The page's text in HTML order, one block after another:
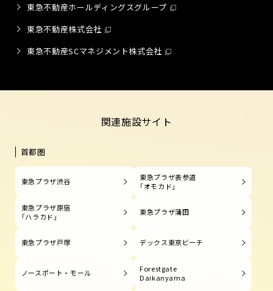
東急不動産ホールディングスグループ
東急不動産株式会社
東急不動産SCマネジメント株式会社
関連施設サイト
首都圏
東急プラザ渋谷
東急プラザ表参道
「オモカド」
東急プラザ原宿
「ハラカド」
東急プラザ蒲田
東急プラザ戸塚 デックス東京ビーチ
ノースポート・モール
Forestgate
Daikanyama